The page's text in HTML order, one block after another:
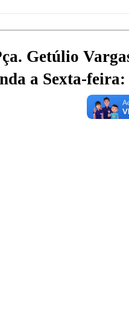
Getúlio
a Sexta-feira: